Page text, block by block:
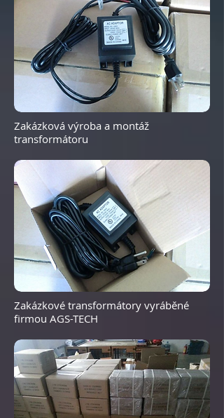
Zakázková výroba a montáž
transformátoru
Zakázkové transformátory vyráběné
firmou AGS-TECH